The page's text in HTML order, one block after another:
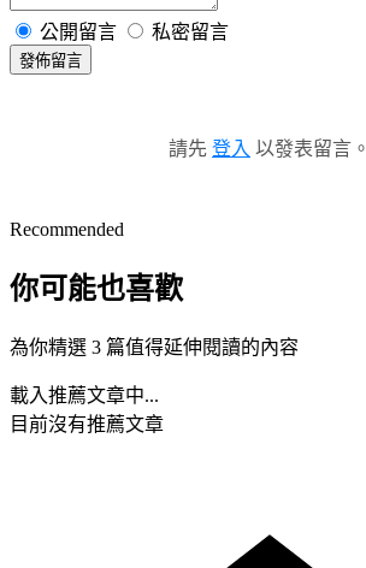
公開留言 私密留言
發佈留言
請先 登入 以發表留言。
Recommended
你可能也喜歡
為你精選 3 篇值得延伸閱讀的內容
載入推薦文章中...
目前沒有推薦文章